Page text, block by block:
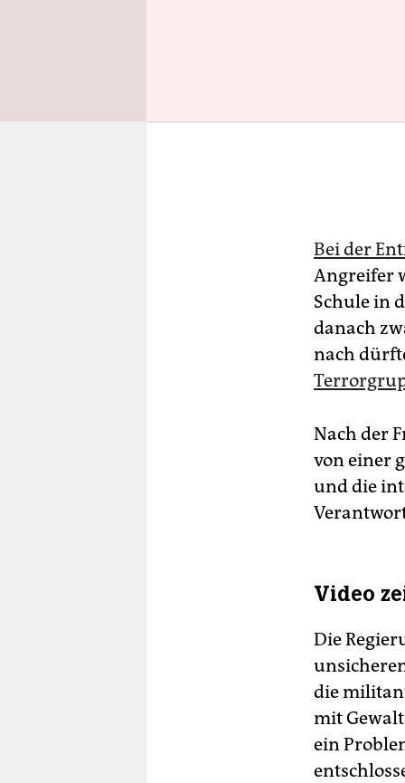
Bei der
Angreifer
Schule in
danach
nach
Nach der
von einer
und die
Video
Die
die
mit
ein